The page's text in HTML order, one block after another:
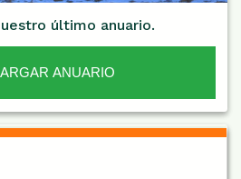
último anuario.
ANUARIO